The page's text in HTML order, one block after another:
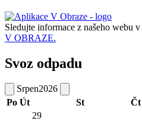
Sledujte informace z našeho webu v
V OBRAZE.
Svoz odpadu
Srpen2026
Po Út St Čt
29